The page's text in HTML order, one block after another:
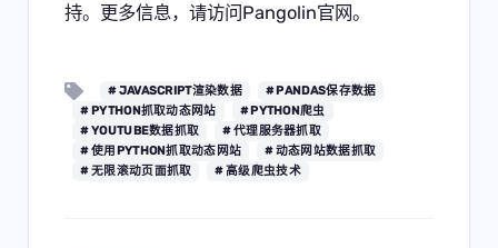
持。更多信息，请访问Pangolin官网。
# JAVASCRIPT渲染数据
# PANDAS保存数据
# PYTHON抓取动态网站
# PYTHON爬虫
# YOUTUBE数据抓取
# 代理服务器抓取
# 使用PYTHON抓取动态网站
# 动态网站数据抓取
# 无限滚动页面抓取
# 高级爬虫技术